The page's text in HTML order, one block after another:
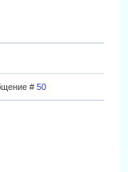
# 50